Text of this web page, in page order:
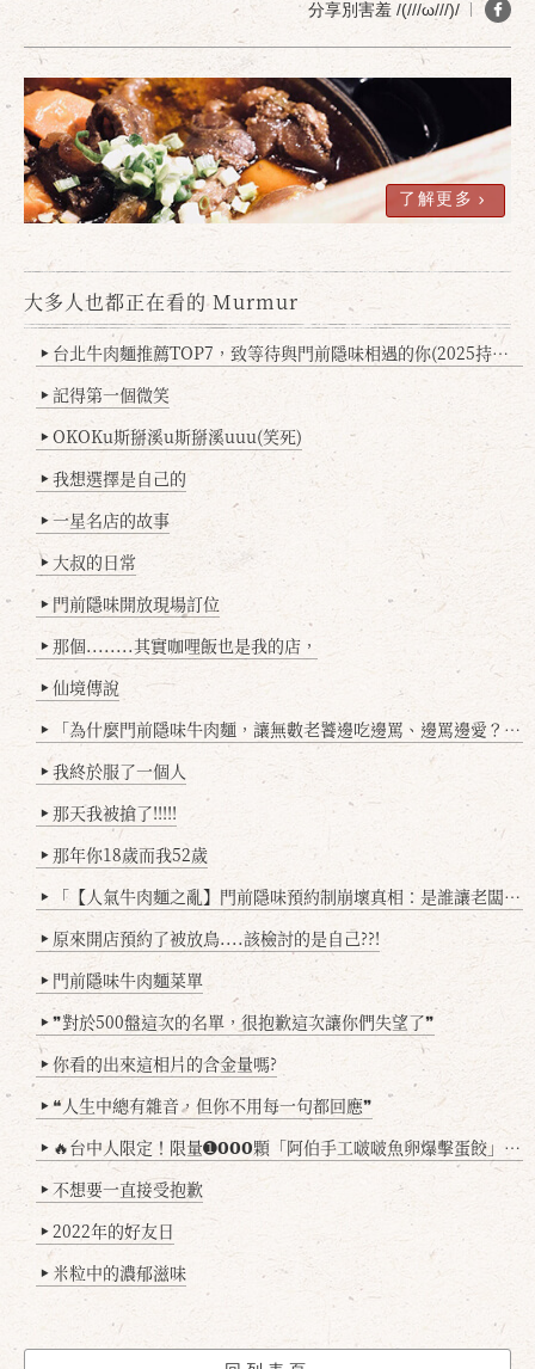
分享別害羞 /(///ω///)/
了解更多
大多人也都正在看的 Murmur
▶ 台北牛肉麵推薦TOP7，致等待與門前隱味相遇的你(2025持續更新
▶ 記得第一個微笑
▶ OKOKu斯掰溪u斯掰溪uuu(笑死)
▶ 我想選擇是自己的
▶ 一星名店的故事
▶ 大叔的日常
▶ 門前隱味開放現場訂位
▶ 那個........其實咖哩飯也是我的店，
▶ 仙境傳說
▶ 「為什麼門前隱味牛肉麵，讓無數老饕邊吃邊罵、邊罵邊愛？小辣雞揭密！」
▶ 我終於服了一個人
▶ 那天我被搶了!!!!!
▶ 那年你18歲而我52歲
▶ 「【人氣牛肉麵之亂】門前隱味預約制崩壞真相：是誰讓老闆心灰意冷？」
▶ 原來開店預約了被放鳥....該檢討的是自己??!
▶ 門前隱味牛肉麵菜單
▶ ❞對於500盤這次的名單，很抱歉這次讓你們失望了❞
▶ 你看的出來這相片的含金量嗎?
▶ ❝人生中總有雜音，但你不用每一句都回應❞
▶ 🔥台中人限定！限量➊𝟬𝟬𝟬顆「阿伯手工啵啵魚卵爆擊蛋餃」台北已被搶爆2萬顆，最後名額門前隱味只留給你！🥟💥
▶ 不想要一直接受抱歉
▶ 2022年的好友日
▶ 米粒中的濃郁滋味